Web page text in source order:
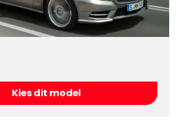
Kies dit model